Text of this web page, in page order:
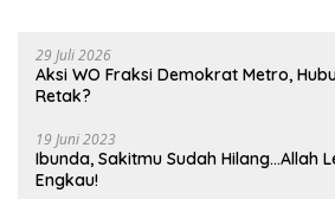
29 Juli 2026
Aksi WO Fraksi Demokrat Metro,
Retak?
19 Juni 2023
Ibunda, Sakitmu Sudah Hilang…Allah
Engkau!